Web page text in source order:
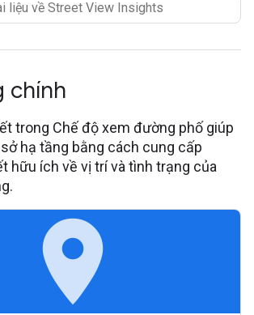
chính
trong Chế độ xem đường phố giúp
hạ tầng bằng cách cung cấp
hữu ích về vị trí và tình trạng của
place